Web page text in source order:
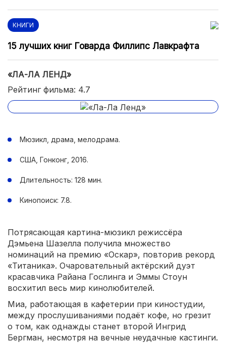
КНИГИ
15 лучших книг Говарда Филлипс Лавкрафта
«ЛА-ЛА ЛЕНД»
Рейтинг фильма: 4.7
Мюзикл, драма, мелодрама.
США, Гонконг, 2016.
Длительность: 128 мин.
Кинопоиск: 7.8.
Потрясающая картина-мюзикл режиссёра
Дэмьена Шазелла получила множество
номинаций на премию «Оскар», повторив рекорд
«Титаника». Очаровательный актёрский дуэт
красавчика Райана Гослинга и Эммы Стоун
восхитил весь мир кинолюбителей.
Миа, работающая в кафетерии при киностудии,
между прослушиваниями подаёт кофе, но грезит
о том, как однажды станет второй Ингрид
Бергман, несмотря на вечные неудачные кастинги.